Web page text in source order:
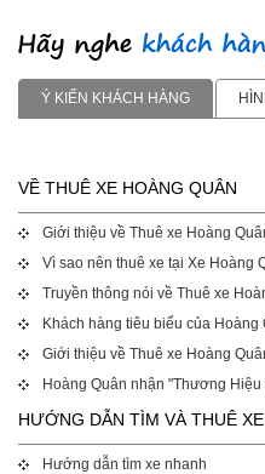
Ý KIẾN KHÁCH HÀNG
VỀ THUÊ XE HOÀNG QUÂN
Giới thiệu về Thuê xe Hoàng
Vì sao nên thuê xe tại Xe Hoàng
Truyền thông nói về Thuê xe
Khách hàng tiêu biểu của Hoàng
Giới thiệu về Thuê xe Hoàng
Hoàng Quân nhận "Thương Hiệu
HƯỚNG DẪN TÌM VÀ THUÊ
Hướng dẫn tìm xe nhanh